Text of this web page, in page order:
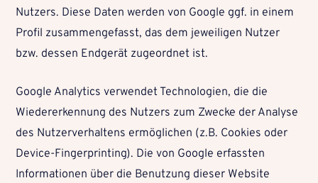
Nutzers. Diese Daten werden von Google ggf. in einem
Profil zusammengefasst, das dem jeweiligen Nutzer
bzw. dessen Endgerät zugeordnet ist.
Google Analytics verwendet Technologien, die die
Wiedererkennung des Nutzers zum Zwecke der Analyse
des Nutzerverhaltens ermöglichen (z.B. Cookies oder
Device-Fingerprinting). Die von Google erfassten
Informationen über die Benutzung dieser Website